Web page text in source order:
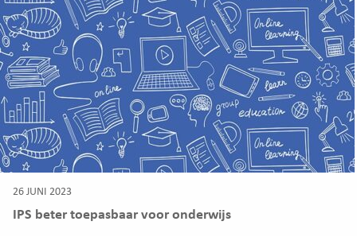
26 JUNI 2023
IPS beter toepasbaar voor onderwijs